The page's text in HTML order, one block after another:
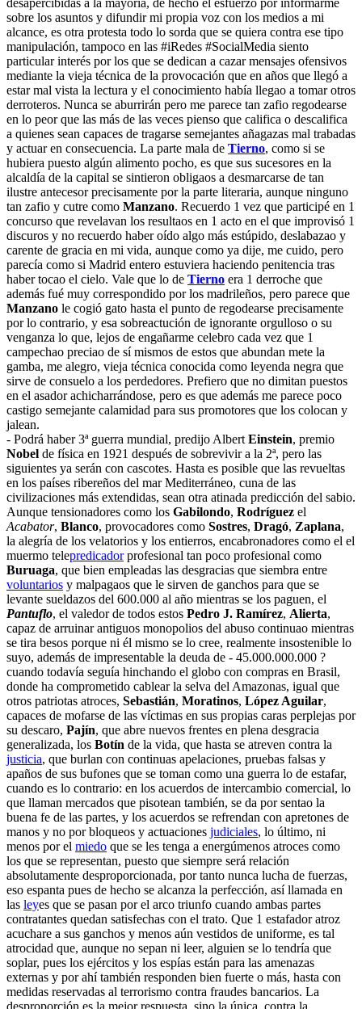
desapercibidas a la mayoría, de hecho el esfuerzo por informarme
sobre los asuntos y difundir mi propia voz con los medios a mi
alcance, es otra protesta todo lo sorda que se quiera contra ese tipo
manipulación, tampoco en las #iRedes #SocialMedia siento
particular interés por los que se dedican a cazar mensajes ofensivos
mediante la vieja técnica de la provocación que en años que llegó a
estar mal vista la lectura y el conocimiento había llegao a tomar otros
derroteros. Nunca se aburrirán pero me parece tan zafio regodearse
en lo peor que las más de las veces pienso que califica o descalifica
a quienes sean capaces de tragarse semejantes añagazas mal trabadas
y actuar en consecuencia. La parte mala de Tierno, como si se
hubiera puesto algún alimento pocho, es que sus sucesores en la
alcaldía de la capital se sintieron obligaos a desmarcarse de tan
ilustre antecesor precisamente por la parte literaria, aunque ninguno
tan zafio y cutre como Manzano. Recuerdo 1 vez que participé en 1
concurso que revelavan los resultaos en 1 acto en el que improvisó 1
discuros y no recuerdo haber oído algo más estúpido, deslabazao y
carente de gracia en mi vida, aunque como ya dije, me cuido, pero
parecía como si Madrid entero estuviera haciendo penitencia tras
haber tocao el cielo. Vale que lo de Tierno era 1 derroche que
además fué muy correspondido por los madrileños, pero parece que
Manzano le cogió gato hasta el punto de regodearse precisamente
por lo contrario, y esa sobreactución de ignorante orgulloso o su
venganza lo que, lejos de engañarme celebro cada vez que 1
campechao preciao de sí mismos de estos que abundan mete la
gamba, me alegro, vieja técnica conocida como leyenda negra que
sirve de consuelo a los perdedores. Prefiero que no dimitan puestos
en el asador achicharrándose, pero es que además me parece poco
castigo semejante calamidad para sus promotores que los colocan y
jalean.
- Podrá haber 3ª guerra mundial, predijo Albert Einstein, premio
Nobel de física en 1921 después de sobrevivir a la 2ª, pero las
siguientes ya serán con cascotes. Hasta es posible que las revueltas
en los países ribereños del mar Mediterráneo, cuna de las
civilizaciones más extendidas, sean otra atinada predicción del sabio.
Aunque tensionadores como los Gabilondo, Rodríguez el
Acabator, Blanco, provocadores como Sostres, Dragó, Zaplana,
la alegría de los velatorios y los entierros, encabronadores como el el
muermo telepredicadorprofesional tan poco profesional como
Buruaga, que bien empleadas las desgracias que siembra entre
voluntarios y malpagaos que le sirven de ganchos para que se
levante sueldazos del 600.000 al año mientras se los paguen, el
Pantuflo, el valedor de todos estos Pedro J. Ramírez, Alierta,
capaz de arruinar antiguos monopolios del abuso continuao mientras
se tira besos porque ni él mismo se lo cree, realmente insostenible lo
suyo, además de impresentable la deuda de - 45.000.000.000 ?
cuando todavía seguía hinchando el globo con compras en Brasil,
donde ha comprometido cablear la selva del Amazonas, igual que
otros patriotas atroces, Sebastián, Moratinos, López Aguilar,
capaces de mofarse de las víctimas en sus propias caras perplejas por
su descaro, Pajín, que abre nuevos frentes en plena desgracia
generalizada, los Botín de la vida, que hasta se atreven contra la
justicia, que burlan con continuas apelaciones, pruebas falsas y
apaños de sus bufones que se toman como una guerra lo de estafar,
cuando es lo contrario: en los acuerdos de intercambio comercial, lo
que llaman mercados que pisotean también, se da por sentao la
buena fe de las partes, y los acuerdos se refrendan con apretones de
manos y no por bloqueos y actuaciones judiciales, lo último, ni
menos por el miedo que se les tenga a energúmenos atroces como
los que se representan, puesto que siempre será relación
absolutamente desproporcionada, por tanto nunca lucha de fuerzas,
eso espanta pues de hecho se alcanza la perfección, así llamada en
las leyes que se pasan por el arco triunfo cuando ambas partes
contratantes quedan satisfechas con el trato. Que 1 estafador atroz
acuchare a sus ganchos y menos aún vestidos de uniforme, es tal
atrocidad que, aunque no sepan ni leer, alguien se lo tendría que
soplar, pues los ejércitos y los espías están para las amenazas
externas y por ahí también responden bien fuerte o más, hasta con
medidas reservadas al terrorismo contra fraudes bancarios. La